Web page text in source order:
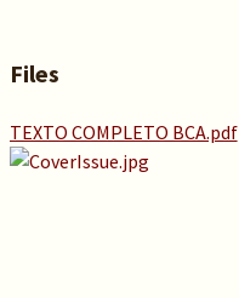
Files
TEXTO COMPLETO BCA.pdf